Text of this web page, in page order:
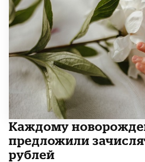
Каждому
предложили
рублей